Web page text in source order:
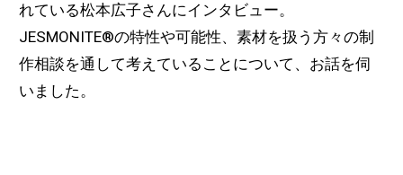
れている松本広子さんにインタビュー。
JESMONITE®︎の特性や可能性、素材を扱う方々の制
作相談を通して考えていることについて、お話を伺
いました。